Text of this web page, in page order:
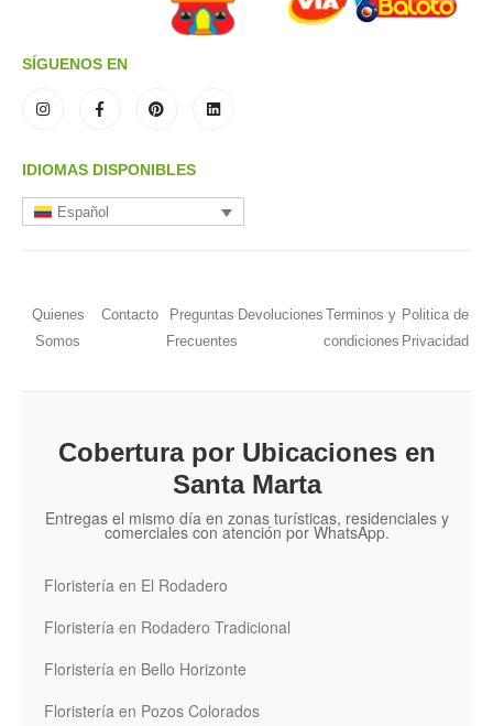
SÍGUENOS EN
IDIOMAS DISPONIBLES
Español
Quienes
Somos
Contacto
Preguntas
Frecuentes
Devoluciones Terminos y
condiciones
Politica de
Privacidad
Cobertura por Ubicaciones en
Santa Marta
Entregas el mismo día en zonas turísticas, residenciales y
comerciales con atención por WhatsApp.
Floristería en El Rodadero
Floristería en Rodadero Tradicional
Floristería en Bello Horizonte
Floristería en Pozos Colorados